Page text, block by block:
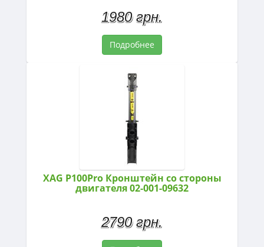
1980 грн.
Подробнее
XAG P100Pro Кронштейн со стороны
двигателя 02-001-09632
2790 грн.